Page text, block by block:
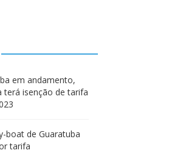
em andamento,
terá isenção de tarifa
boat de Guaratuba
tarifa